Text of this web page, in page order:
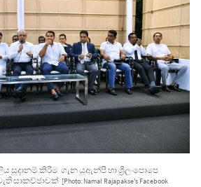
සූදානම් කිරීම ගැන යූඇන්පී හා ශ්‍රීලංපොපෙ
සාකච්ඡාවක් [Photo: Namal Rajapakse's Facebook